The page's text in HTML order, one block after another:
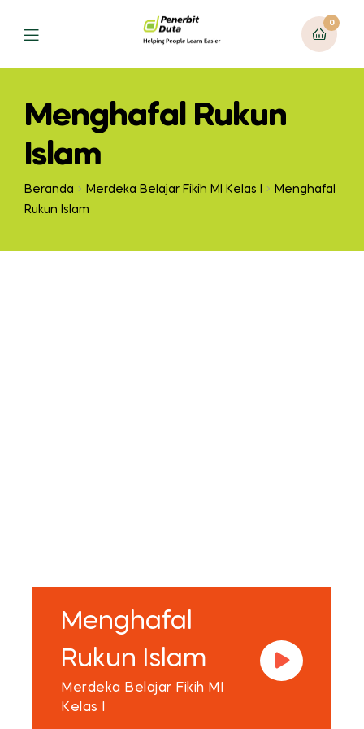
0
Menghafal Rukun
Islam
Beranda Merdeka Belajar Fikih MI Kelas I
Menghafal
Rukun Islam
Menghafal
Rukun Islam
Merdeka Belajar Fikih MI
Kelas I